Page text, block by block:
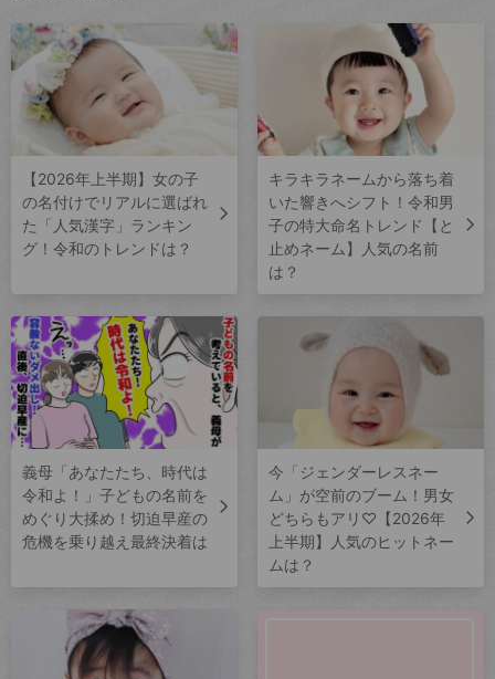
【2026年上半期】女の子
の名付けでリアルに選ばれ
た「人気漢字」ランキン
グ！令和のトレンドは？
キラキラネームから落ち着
いた響きへシフト！令和男
子の特大命名トレンド【と
止めネーム】人気の名前
は？
義母「あなたたち、時代は
令和よ！」子どもの名前を
めぐり大揉め！切迫早産の
危機を乗り越え最終決着は
今「ジェンダーレスネー
ム」が空前のブーム！男女
どちらもアリ♡【2026年
上半期】人気のヒットネー
ムは？